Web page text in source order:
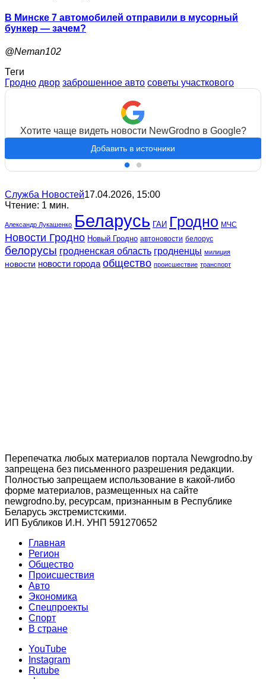
В Минске 7 автомобилей отправили в мусорный
бункер — зачем?
@Neman102
Теги
Гродно двор заброшенное авто советы участкового
Хотите чаще видеть новости NewGrodno в Google?
Добавить в источники
Служба Новостей17.04.2026, 15:00
Чтение: 1 мин.
Александр Лукашенко Беларусь ГАИ Гродно МЧС
Новости Гродно Новый Гродно автоновости белорус
белорусы гродненская область гродненцы милиция
новости новости города общество происшествие транспорт
Перепечатка любых материалов портала Newgrodno.by
запрещена без письменного разрешения редакции.
Полностью запрещаем использование в какой-либо
форме материалов, размещенных на сайте
newgrodno.by, ресурсам, признанным в Республике
Беларусь экстремистскими.
ИП Бубликов И.Н. УНП 591270652
Главная
Регион
Общество
Происшествия
Авто
Экономика
Спецпроекты
Cпорт
В стране
YouTube
Instagram
Rutube